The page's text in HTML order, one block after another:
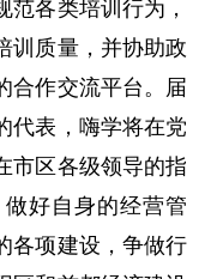
范各类培训行为，
训质量，并协助政
合作交流平台。届
代表，嗨学将在党
市区各级领导的指
好自身的经营管
各项建设，争做行